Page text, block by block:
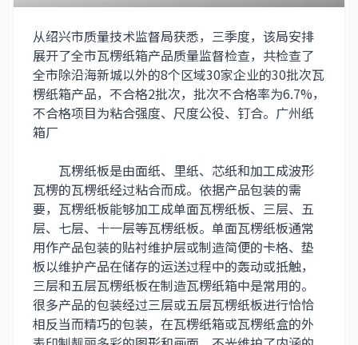
从绍兴市质量技术监督局获悉，三季度，该局安排
展开了全市瓦楞纸箱产品质量监督检查，共检查了
全市除沿海新城以外的8个区域30家企业的30批次瓦
楞纸箱产品，不合格2批次，批次不合格率为6.7%，
不合格项目为粘合强度、尺度公役、钉合。 广州纸
箱厂
瓦楞纸板是由面纸、里纸、芯纸和加工成波形
瓦楞的瓦楞纸经过粘合而成。依据产品包装的需
要，瓦楞纸板能够加工成单面瓦楞纸板、三层、五
层、七层、十一层等瓦楞纸板。单面瓦楞纸板通常
用作产品包装的贴衬维护层或制造简便的卡格、垫
板以维护产品在储存的运送过程中的轰动或抵触，
三层和五层瓦楞纸板在制造瓦楞纸箱中是常用的。
很多产品的包装经过三层或五层瓦楞纸板进行恰恰
相反当而精巧的包装，在瓦楞纸箱或瓦楞纸盒的外